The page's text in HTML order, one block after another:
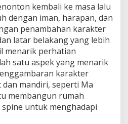
kembali ke masa lalu
dengan iman, harapan, dan
penambahan karakter
latar belakang yang lebih
menarik perhatian
satu aspek yang menarik
karakter
mandiri, seperti Ma
membangun rumah
untuk menghadapi